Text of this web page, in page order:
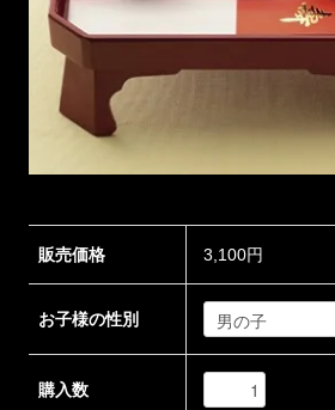
販売価格 3,100円
お子様の性別
購入数